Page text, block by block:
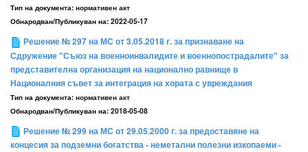
Тип на документа: нормативен акт
Обнародван/Публикуван на: 2022-05-17
Решение № 297 на МС от 3.05.2018 г. за признаване на
Сдружение "Съюз на военноинвалидите и военнопострадалите" за
представителна организация на национално равнище в
Националния съвет за интеграция на хората с увреждания
Тип на документа: нормативен акт
Обнародван/Публикуван на: 2018-05-08
Решение № 299 на МС от 29.05.2000 г. за предоставяне на
концесия за подземни богатства - неметални полезни изкопаеми -